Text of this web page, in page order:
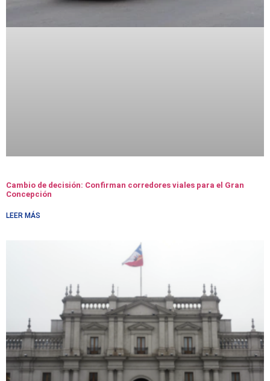
Cambio de decisión: Confirman corredores viales para el Gran
Concepción
LEER MÁS